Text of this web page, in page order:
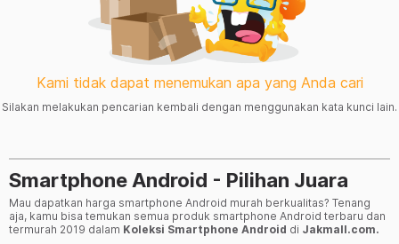
Smartphone Android - Pilihan Juara
Mau dapatkan harga smartphone Android murah berkualitas? Tenang
aja, kamu bisa temukan semua produk smartphone Android terbaru dan
termurah 2019 dalam Koleksi Smartphone Android di Jakmall.com.
Kami tidak dapat menemukan apa yang Anda cari
Silakan melakukan pencarian kembali dengan menggunakan kata kunci lain.